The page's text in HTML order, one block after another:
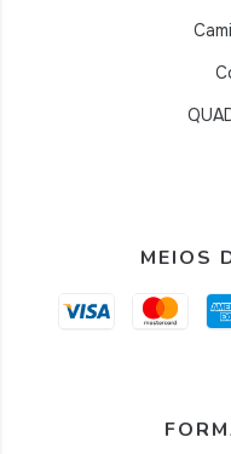
MEIOS